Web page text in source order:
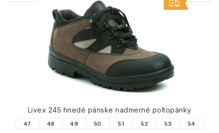
PODOBNÉ PRODUKTY
Livex 245 hnedé pánske nadmerné poltopánky
47 48 49 50 51 52 53 54